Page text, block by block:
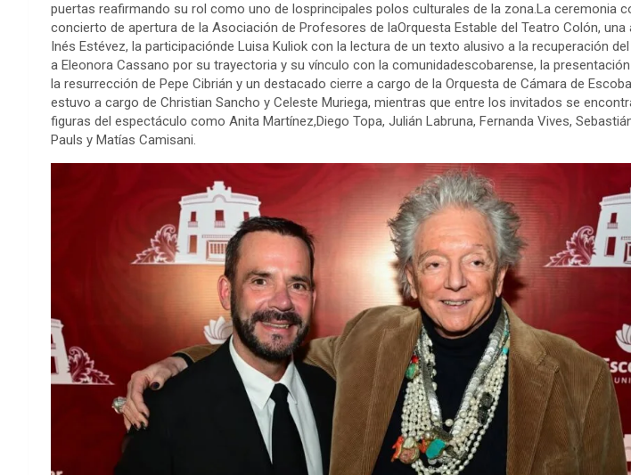
puertas reafirmando su rol como uno de losprincipales polos culturales de la zona.La ceremonia
concierto de apertura de la Asociación de Profesores de laOrquesta Estable del Teatro Colón, una
Inés Estévez, la participaciónde Luisa Kuliok con la lectura de un texto alusivo a la recuperación
a Eleonora Cassano por su trayectoria y su vínculo con la comunidadescobarense, la
la resurrección de Pepe Cibrián y un destacado cierre a cargo de la Orquesta de Cámara de
estuvo a cargo de Christian Sancho y Celeste Muriega, mientras que entre los invitados se
figuras del espectáculo como Anita Martínez,Diego Topa, Julián Labruna, Fernanda Vives,
Pauls y Matías Camisani.